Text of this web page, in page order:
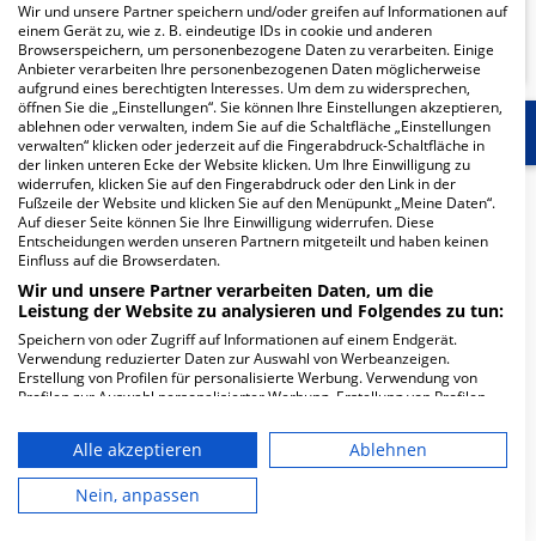
KLINIKEN FINDEN
Start Für die Klinik Weitere Fachabteilungen
Herzlich Willkommen
Marienhospital Steinfurt; Standort Emsdetten, Klinik für
Psychosomatik und Psychotherapie in der Marienstr. 45
ist ein kleines Krankenhaus in Emsdetten. Mit einer
Kapazität von 54 Betten werden in den spezialisierten
Fachabteilungen pro Jahr etwa 409 medizinische Fälle
behandelt und therapiert.
Weiterlesen
Besuchszeiten
Wir und unsere Partner speichern und/oder greifen auf Informationen auf
einem Gerät zu, wie z. B. eindeutige IDs in cookie und anderen
Browserspeichern, um personenbezogene Daten zu verarbeiten. Einige
Anbieter verarbeiten Ihre personenbezogenen Daten möglicherweise
aufgrund eines berechtigten Interesses. Um dem zu widersprechen,
öffnen Sie die „Einstellungen“. Sie können Ihre Einstellungen akzeptieren,
ablehnen oder verwalten, indem Sie auf die Schaltfläche „Einstellungen
verwalten“ klicken oder jederzeit auf die Fingerabdruck-Schaltfläche in
der linken unteren Ecke der Website klicken. Um Ihre Einwilligung zu
widerrufen, klicken Sie auf den Fingerabdruck oder den Link in der
Fußzeile der Website und klicken Sie auf den Menüpunkt „Meine Daten“.
Auf dieser Seite können Sie Ihre Einwilligung widerrufen. Diese
Entscheidungen werden unseren Partnern mitgeteilt und haben keinen
Einfluss auf die Browserdaten.
Wir und unsere Partner verarbeiten Daten, um die
Leistung der Website zu analysieren und Folgendes zu tun:
Speichern von oder Zugriff auf Informationen auf einem Endgerät.
Verwendung reduzierter Daten zur Auswahl von Werbeanzeigen.
Erstellung von Profilen für personalisierte Werbung. Verwendung von
Profilen zur Auswahl personalisierter Werbung. Erstellung von Profilen
personalisierter Inhalte. Messung der Werbeleistung. Messung der
Performance von Inhalten. Analyse von Zielgruppen durch Statistiken
oder Kombinationen von Daten aus verschiedenen Quellen. Entwicklung
und Verbesserung der Angebote. Verwendung reduzierter Daten zur
Auswahl von Inhalten.
Alle akzeptieren
Ablehnen
Nein, anpassen